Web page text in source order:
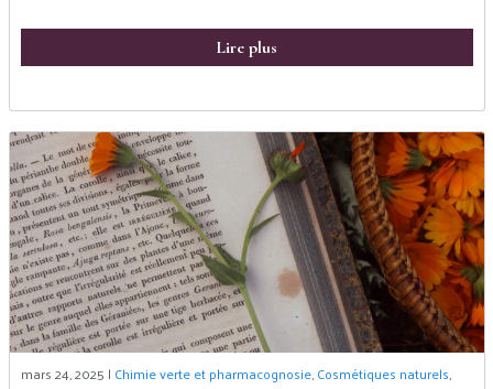
Lire plus
mars 24, 2025 | Chimie verte et pharmacognosie,Cosmétiques naturels,